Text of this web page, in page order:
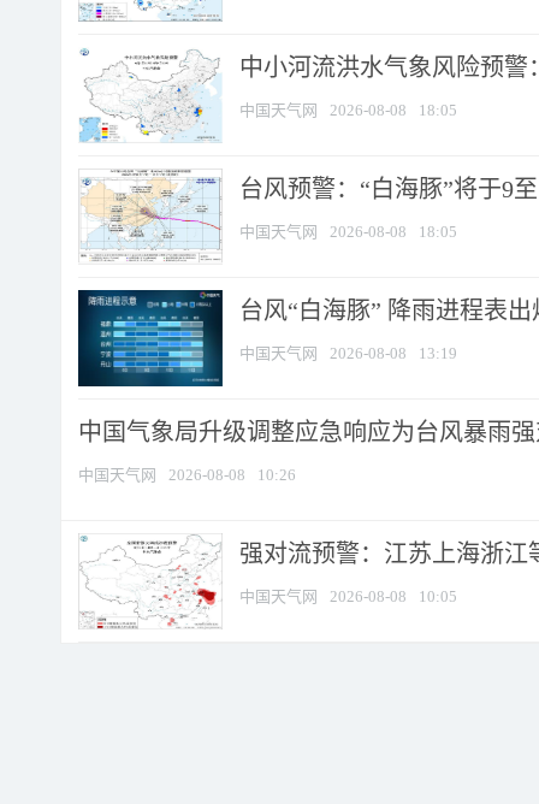
中小河流洪水气象风险预
中国天气网 2026-08-08 18:05
台风预警：“白海豚”将于9
中国天气网 2026-08-08 18:05
台风“白海豚” 降雨进程表
中国天气网 2026-08-08 13:19
中国气象局升级调整应急响应为台风暴雨
中国天气网 2026-08-08 10:26
强对流预警：江苏上海浙江
中国天气网 2026-08-08 10:05